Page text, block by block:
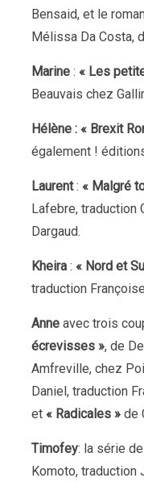
Bensaid, et le
Mélissa Da Costa,
Marine: « Les
Beauvais chez
Hélène : « Brexit
également !
Laurent: « Malgré
Lafebre, traduction
Dargaud.
Kheira: « Nord et
traduction
Anneavec trois
écrevisses », de
Amfreville, chez
Daniel, traduction
et « Radicales »de
Timofey: la série
Komoto, traduction